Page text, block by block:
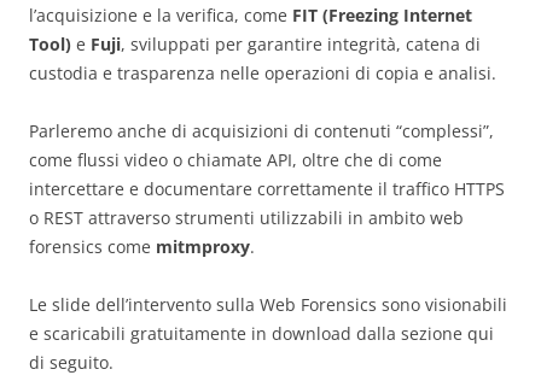
l’acquisizione e la verifica, come FIT (Freezing Internet
Tool) e Fuji, sviluppati per garantire integrità, catena di
custodia e trasparenza nelle operazioni di copia e analisi.
Parleremo anche di acquisizioni di contenuti “complessi”,
come flussi video o chiamate API, oltre che di come
intercettare e documentare correttamente il traffico HTTPS
o REST attraverso strumenti utilizzabili in ambito web
forensics come mitmproxy.
Le slide dell’intervento sulla Web Forensics sono visionabili
e scaricabili gratuitamente in download dalla sezione qui
di seguito.